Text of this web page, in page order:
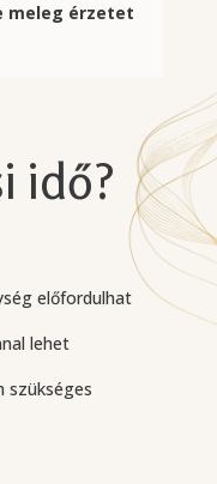
meleg érzetet
idő?
előfordulhat
lehet
szükséges